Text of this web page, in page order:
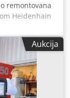
remontovana
Heidenhain
stolom sa
Aayea
je za manje
Tip: FP1
mm -
u sve
za glodanje
Aukcija